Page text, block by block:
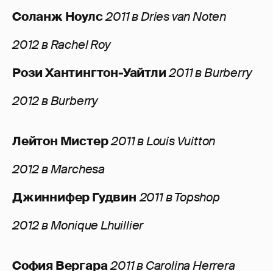
Соланж Ноулс2011 в Dries van Noten
2012 в Rachel Roy
Рози Хантингтон-Уайтли 2011 в Burberry
2012 в Burberry
Лейтон Мистер2011 в Louis Vuitton
2012 в Marchesa
Джиннифер Гудвин 2011 в Topshop
2012 в Monique Lhuillier
София Вергара2011 в Carolina Herrera